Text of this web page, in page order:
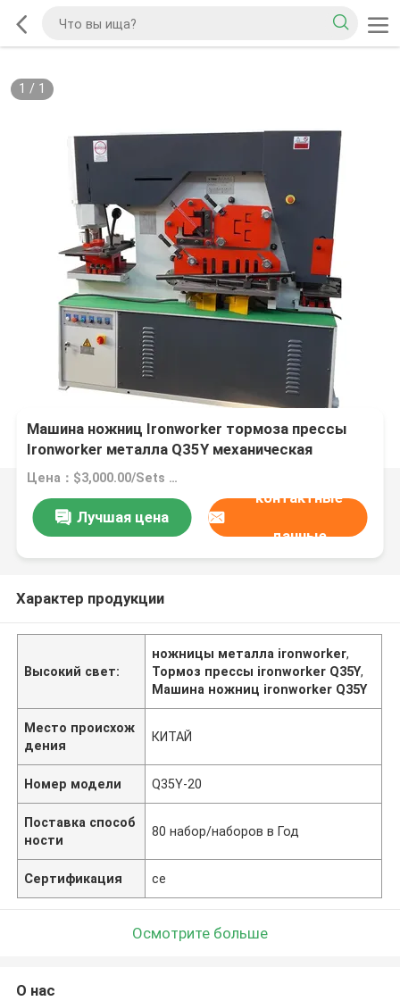
1 / 1
Машина ножниц Ironworker тормоза прессы
Ironworker металла Q35Y механическая
Цена：$3,000.00/Sets >=1 Sets
Лучшая цена
контактные
данные
Характер продукции
Высокий свет:
ножницы металла ironworker,
Тормоз прессы ironworker Q35Y,
Машина ножниц ironworker Q35Y
Место происхож
дения
КИТАЙ
Номер модели Q35Y-20
Поставка способ
ности
80 набор/наборов в Год
Сертификация ce
Осмотрите больше
О нас